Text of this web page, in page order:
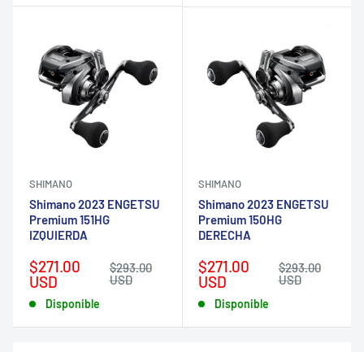
SHIMANO
Shimano 2023 ENGETSU
Premium 151HG
IZQUIERDA
Precio
de
venta
$271.00
USD
Precio
habitual
$293.00
USD
Disponible
SHIMANO
Shimano 2023 ENGETSU
Premium 150HG
DERECHA
Precio
de
venta
$271.00
USD
Precio
habitual
$293.00
USD
Disponible